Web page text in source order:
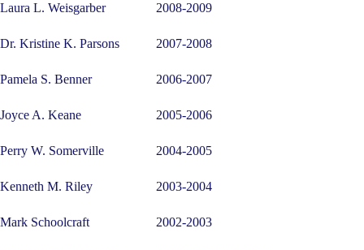
Laura L. Weisgarber 2008-2009
Dr. Kristine K. Parsons 2007-2008
Pamela S. Benner 2006-2007
Joyce A. Keane 2005-2006
Perry W. Somerville 2004-2005
Kenneth M. Riley 2003-2004
Mark Schoolcraft 2002-2003